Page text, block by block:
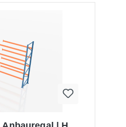
lässt sich das
und weitere
im Shop unter
finden. Die Montage des
auf Wunsch im
folgende Artikel zusätzlich
Unterlegbleche-
mm geeignet. Für andere